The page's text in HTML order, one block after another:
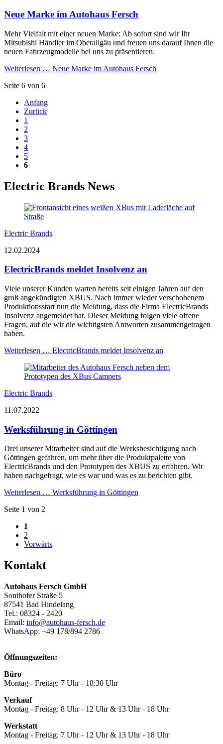
Neue Marke im Autohaus Fersch
Mehr Vielfalt mit einer neuen Marke: Ab sofort sind wir Ihr
Mitsubishi Händler im Oberallgäu und freuen uns darauf Ihnen die
neuen Fahrzeugmodelle bei uns zu präsentieren.
Weiterlesen … Neue Marke im Autohaus Fersch
Seite 6 von 6
Anfang
Zurück
1
2
3
4
5
6
Electric Brands News
Electric Brands
12.02.2024
ElectricBrands meldet Insolvenz an
Viele unserer Kunden warten bereits seit einigen Jahren auf den
groß angekündigten XBUS. Nach immer wieder verschobenem
Produktionsstart nun die Meldung, dass die Firma ElectricBrands
Insolvenz angemeldet hat. Dieser Meldung folgen viele offene
Fragen, auf die wir die wichtigsten Antworten zusammengetragen
haben.
Weiterlesen … ElectricBrands meldet Insolvenz an
Electric Brands
11.07.2022
Werksführung in Göttingen
Drei unserer Mitarbeiter sind auf die Werksbesichtigung nach
Göttingen gefahren, um mehr über die Produktpalette von
ElectricBrands und den Prototypen des XBUS zu erfahren. Wir
haben nachgefragt, wie es war und was es zu berichten gibt.
Weiterlesen … Werksführung in Göttingen
Seite 1 von 2
1
2
Vorwärts
Kontakt
Autohaus Fersch GmbH
Sonthofer Straße 5
87541 Bad Hindelang
Tel.: 08324 - 2420
Email: info@autohaus-fersch.de
WhatsApp: +49 178/894 2786
Öffnungszeiten:
Büro
Montag - Freitag: 7 Uhr - 18:30 Uhr
Verkauf
Montag - Freitag: 8 Uhr - 12 Uhr & 13 Uhr - 18 Uhr
Werkstatt
Montag - Freitag: 7 Uhr - 12 Uhr & 13 Uhr - 18 Uhr